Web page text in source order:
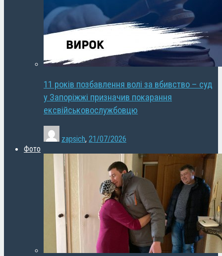
11 років позбавлення волі за вбивство – суд
у Запоріжжі призначив покарання
ексвійськовослужбовцю
zapsich, 21/07/2026
Фото